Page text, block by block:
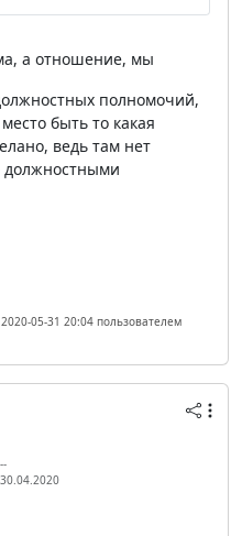
а отношение, мы
полномочий,
быть то какая
ведь там нет
должностными
05-31 20:04 пользователем